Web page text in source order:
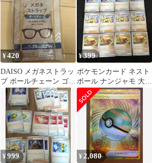
¥420
DAISO メガネストラッ
プ ボールチェーン ゴー
ルド
¥399
ポケモンカード ネスト
ボール ナンジャモ 大地
の器 計12枚セット
¥999 ¥ 2,080